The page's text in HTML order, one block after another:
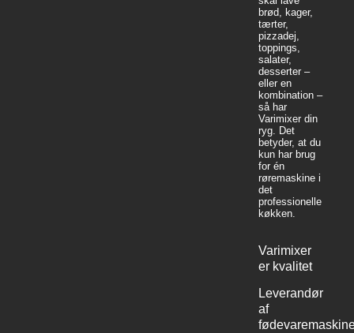
brød, kager,
tærter,
pizzadej,
toppings,
salater,
desserter –
eller en
kombination –
så har
Varimixer din
ryg. Det
betyder, at du
kun har brug
for én
røremaskine i
det
professionelle
køkken.
Varimixer
er kvalitet
Leverandør
af